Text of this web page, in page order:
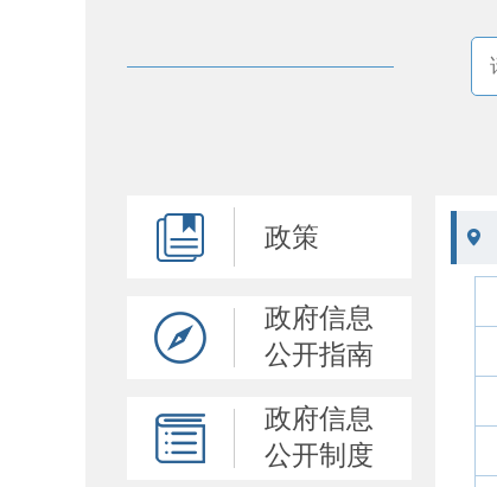
政策
政府信息
公开指南
政府信息
公开制度
